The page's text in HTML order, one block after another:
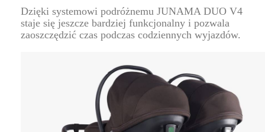
Dzięki systemowi podróżnemu JUNAMA DUO V4
staje się jeszcze bardziej funkcjonalny i pozwala
zaoszczędzić czas podczas codziennych wyjazdów.